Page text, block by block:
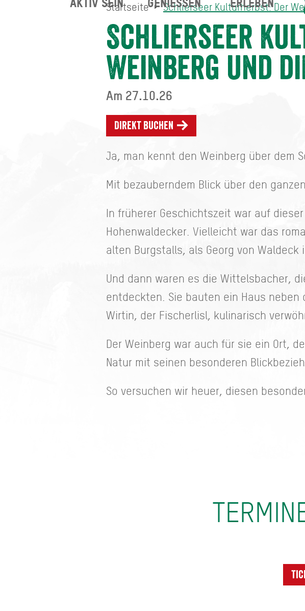
Startseite Schlierseer Kulturherbst: Der
Schlierseer
Weinberg und
Am 27.10.26
Direkt buchen
Ja, man kennt den Weinberg über dem
Mit bezauberndem Blick über den
In früherer Geschichtszeit war auf
Hohenwaldecker. Vielleicht war das
alten Burgstalls, als Georg von
Und dann waren es die Wittelsbacher,
entdeckten. Sie bauten ein Haus
Wirtin, der Fischerlisl, kulinarisch
Der Weinberg war auch für sie ein Ort,
Natur mit seinen besonderen
So versuchen wir heuer, diesen
Schlierseer Kulturherbst: Der Weinberg
AKTIV SEIN GENIESSEN ERLEBEN
Suche abschicken